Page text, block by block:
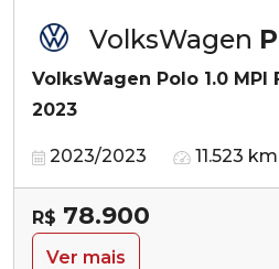
VolksWagen
VolksWagen Polo 1.0 MPI
2023
2023/2023 11.523 km
R$ 78.900
Ver mais